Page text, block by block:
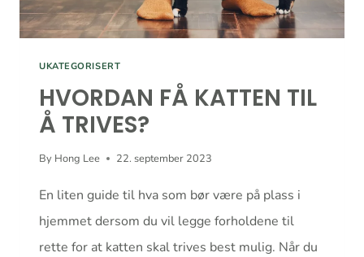
UKATEGORISERT
HVORDAN FÅ KATTEN TIL
Å TRIVES?
By Hong Lee 22. september 2023
En liten guide til hva som bør være på plass i
hjemmet dersom du vil legge forholdene til
rette for at katten skal trives best mulig. Når du